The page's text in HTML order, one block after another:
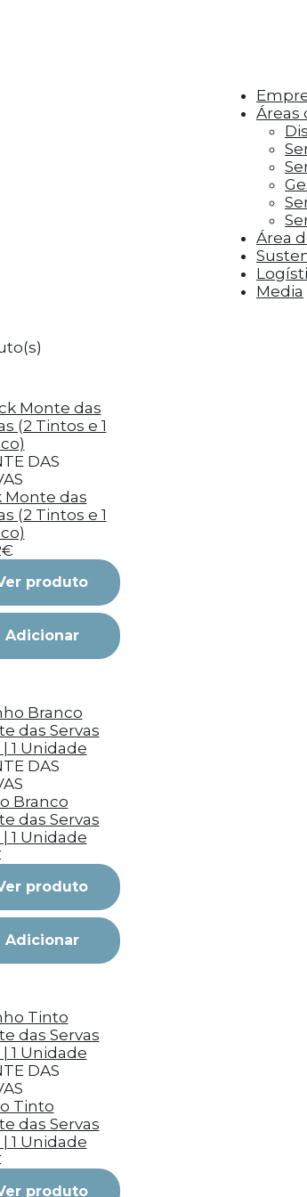
aos visitantes anúncios
Áreas
Área
Media
DAS
Monte das
(2 Tintos e 1
produto
Adicionar
DAS
Branco
das Servas
| 1 Unidade
produto
Adicionar
DAS
Tinto
das Servas
| 1 Unidade
produto